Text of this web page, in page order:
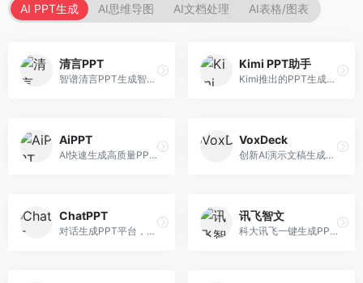
AI PPT生成 AI思维导图 AI文档处理 AI表格/图表
清言PPT
智谱清言PPT生成智能体，基于GLM大模型。面向智谱用户，支持对话生成PPT、内容优化等服务，与智谱生态深度整合。
Kimi PPT助手
Kimi推出的PPT生成智能体，整合长文本处理能力。面向职场人士和学生，支持文档解析、PPT生成、内容优化等服务，与Kimi生态深度整合。
AiPPT
AI快速生成高质量PPT平台，支持主题定制。面向职场人士和学生，提供一键生成、模板选择、内容优化等服务，PPT制作速度快，设计质量高。
VoxDeck
创新AI演示文稿生成工具，支持语音交互创作。面向职场人士，支持语音输入、PPT生成、内容优化等功能，语音创作体验便捷。
ChatPPT
对话生成PPT平台，支持自然语言交互创作。面向职场人士和教育工作者，通过对话方式完成PPT制作，交互体验友好，创作过程直观。
讯飞智文
科大讯飞一键生成PPT和Word工具，整合语音技术。面向职场人士，支持语音输入、文档生成、格式调整等功能，办公效率显著提升。